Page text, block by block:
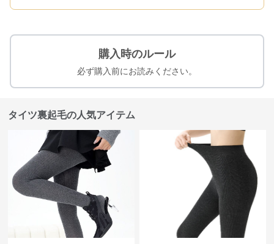
購入時のルール
必ず購入前にお読みください。
タイツ裏起毛の人気アイテム